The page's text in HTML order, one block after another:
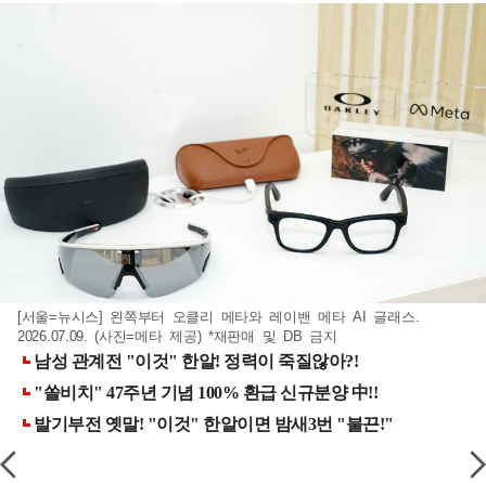
[서울=뉴시스] 왼쪽부터 오클리 메타와 레이밴 메타 AI 글래스.
2026.07.09. (사진=메타 제공) *재판매 및 DB 금지